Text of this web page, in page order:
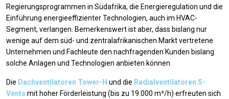
Regierungsprogrammen in Südafrika, die Energieregulation und die
Einführung energieeffizienter Technologien, auch im HVAC-
Segment, verlangen. Bemerkenswert ist aber, dass bislang nur
wenige auf dem süd- und zentralafrikanischen Markt vertretene
Unternehmen und Fachleute den nachfragenden Kunden bislang
solche Anlagen und Technologien anbieten können.
Die Dachventilatoren Tower-H und die Radialventilatoren S-
Vents mit hoher Förderleistung (bis zu 19.000 m³/h) erfreuten sich